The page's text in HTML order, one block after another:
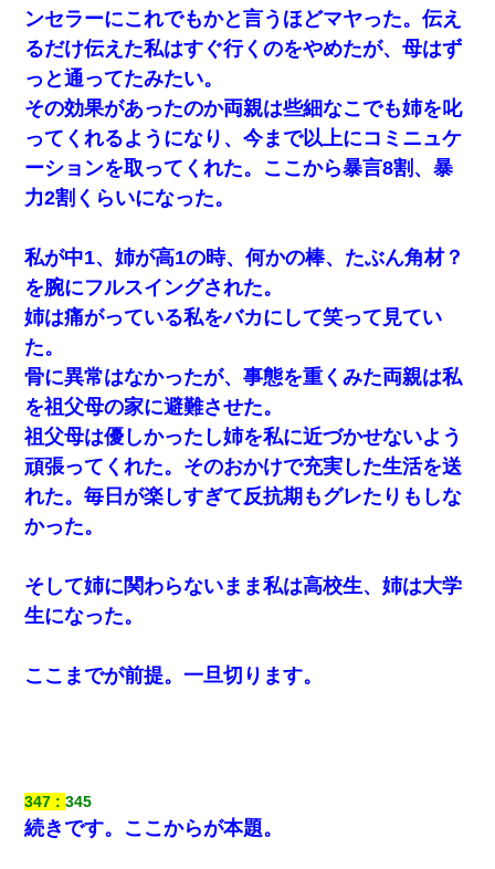
小学生の妹が20代の弟とチューしてるのに、見て見ぬふり
の親を見てから実家を出た。それから15年、妹が弟の子を
妊娠したらしくもう堕胎できない月なんだと母から連絡が
きた…｜生活｜ワロタあんてな
ずっとニートだと思ってた同居の義弟が投資で旦那より稼
いでるとか知らなかった…
思いっきり反論をしてみた
彼女(美人女医)にネックレスをプレゼント。「こんな安物を
渡すくらいなら、渡さないほうがマシだからね」→ ６０万
したと話したら・・・
旦那の元カノをSNSで探して写真を保存して顔面評価スレ
で写真を晒してた。ほとんどがブスという評価の中で二人
ほど意外に好評価で苦々しく思った
13歳娘が元嫁のところから逃げてきた。どう扱ったらいい
のかわからない
【悲報】嫁がワイのこと嫌いっぽいから単身赴任した結果
婚活パーティーでよく会う美女がいた。こんな完璧な容姿
を持ってしても結婚て難しいんだなぁ…と思ってた
【クズ】昔、兄がお見合いして「ブスすぎｗｗｗ」と断っ
ンセラーにこれでもかと言うほどマヤった。伝え
るだけ伝えた私はすぐ行くのをやめたが、母はず
っと通ってたみたい。
その効果があったのか両親は些細なこでも姉を叱
ってくれるようになり、今まで以上にコミニュケ
ーションを取ってくれた。ここから暴言8割、暴
力2割くらいになった。
私が中1、姉が高1の時、何かの棒、たぶん角材？
を腕にフルスイングされた。
姉は痛がっている私をバカにして笑って見てい
た。
骨に異常はなかったが、事態を重くみた両親は私
を祖父母の家に避難させた。
祖父母は優しかったし姉を私に近づかせないよう
頑張ってくれた。そのおかけで充実した生活を送
れた。毎日が楽しすぎて反抗期もグレたりもしな
かった。
そして姉に関わらないまま私は高校生、姉は大学
生になった。
ここまでが前提。一旦切ります。
347 345
続きです。ここからが本題。